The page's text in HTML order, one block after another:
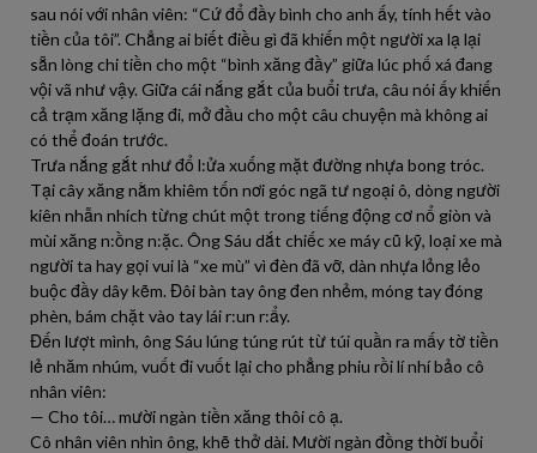
sau nói với nhân viên: “Cứ đổ đầy bình cho anh ấy, tính hết vào
tiền của tôi”. Chẳng ai biết điều gì đã khiến một người xa lạ lại
sẵn lòng chi tiền cho một “bình xăng đầy” giữa lúc phố xá đang
vội vã như vậy. Giữa cái nắng gắt của buổi trưa, câu nói ấy khiến
cả trạm xăng lặng đi, mở đầu cho một câu chuyện mà không ai
có thể đoán trước.
Trưa nắng gắt như đổ l:ửa xuống mặt đường nhựa bong tróc.
Tại cây xăng nằm khiêm tốn nơi góc ngã tư ngoại ô, dòng người
kiên nhẫn nhích từng chút một trong tiếng động cơ nổ giòn và
mùi xăng n:ồng n:ặc. Ông Sáu dắt chiếc xe máy cũ kỹ, loại xe mà
người ta hay gọi vui là “xe mù” vì đèn đã vỡ, dàn nhựa lỏng lẻo
buộc đầy dây kẽm. Đôi bàn tay ông đen nhẻm, móng tay đóng
phèn, bám chặt vào tay lái r:un r:ẩy.
Đến lượt mình, ông Sáu lúng túng rút từ túi quần ra mấy tờ tiền
lẻ nhăm nhúm, vuốt đi vuốt lại cho phẳng phiu rồi lí nhí bảo cô
nhân viên:
— Cho tôi… mười ngàn tiền xăng thôi cô ạ.
Cô nhân viên nhìn ông, khẽ thở dài. Mười ngàn đồng thời buổi